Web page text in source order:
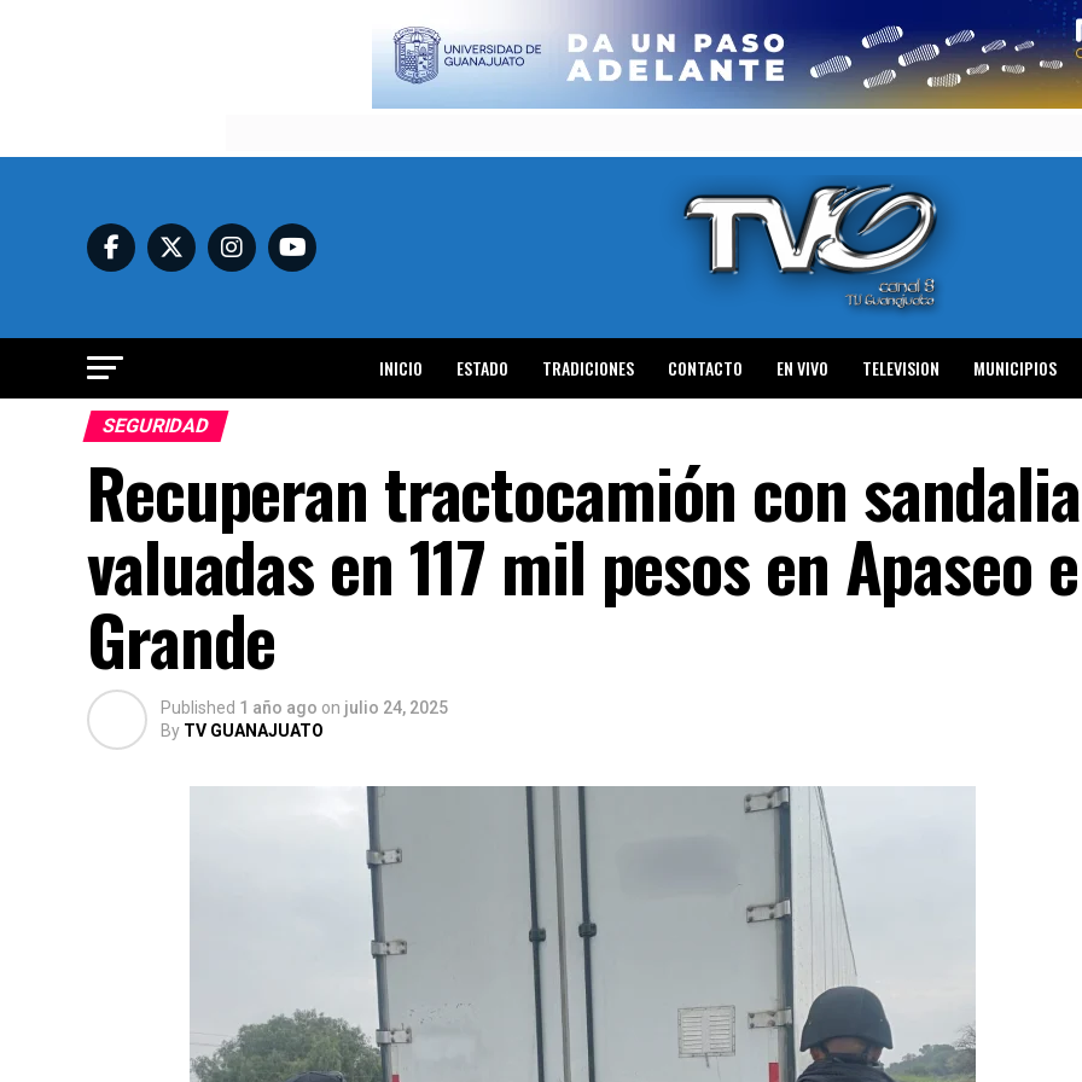
INICIO ESTADO TRADICIONES CONTACTO EN VIVO TELEVISION MUNICIPIOS
SEGURIDAD
Recuperan tractocamión con
valuadas en 117 mil pesos en Apaseo
Grande
Published 1 año ago on julio 24, 2025
By TV GUANAJUATO